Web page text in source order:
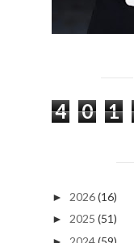
4 0 1
► 2026(16)
► 2025 (51)